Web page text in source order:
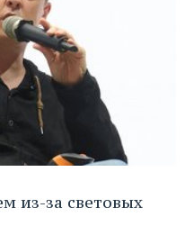
из-за световых